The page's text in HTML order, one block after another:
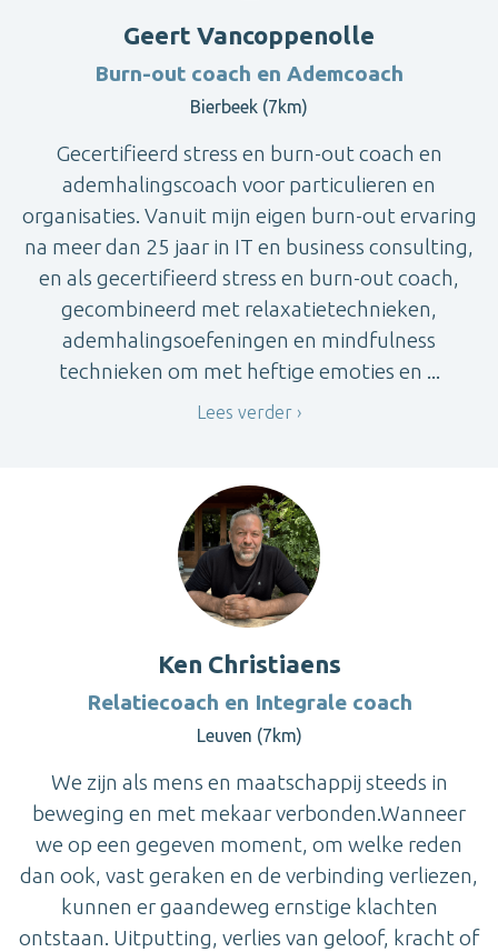
Geert Vancoppenolle
Burn-out coach en Ademcoach
Bierbeek (7km)
Gecertifieerd stress en burn-out coach en
ademhalingscoach voor particulieren en
organisaties. Vanuit mijn eigen burn-out ervaring
na meer dan 25 jaar in IT en business consulting,
en als gecertifieerd stress en burn-out coach,
gecombineerd met relaxatietechnieken,
ademhalingsoefeningen en mindfulness
technieken om met heftige emoties en ...
Lees verder
Ken Christiaens
Relatiecoach en Integrale coach
Leuven (7km)
We zijn als mens en maatschappij steeds in
beweging en met mekaar verbonden.Wanneer
we op een gegeven moment, om welke reden
dan ook, vast geraken en de verbinding verliezen,
kunnen er gaandeweg ernstige klachten
ontstaan. Uitputting, verlies van geloof, kracht of